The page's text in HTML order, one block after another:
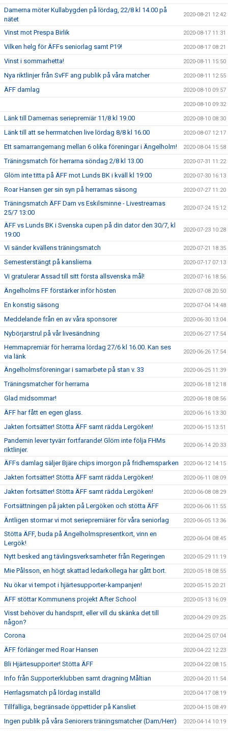
Damerna möter Kullabygden på lördag, 22/8 kl 14.00 på
nätet
2020-08-21 12:42
Vinst mot Prespa Birlik 2020-08-17 11:31
Vilken helg för ÄFFs seniorlag samt P19! 2020-08-17 08:21
Vinst i sommarhetta! 2020-08-11 15:50
Nya riktlinjer från SvFF ang publik på våra matcher 2020-08-11 12:55
ÄFF damlag 2020-08-10 09:57
2020-08-10 09:32
Länk till Damernas seriepremiär 11/8 kl 19.00 2020-08-10 08:30
Länk till att se herrmatchen live lördag 8/8 kl 16.00 2020-08-07 12:17
Ett samarrangemang mellan 6 olika föreningar i Ängelholm! 2020-08-04 15:58
Träningsmatch för herrarna söndag 2/8 kl 13.00 2020-07-31 11:22
Glöm inte titta på ÄFF mot Lunds BK i kväll kl 19:00 2020-07-30 16:13
Roar Hansen ger sin syn på herrarnas säsong 2020-07-27 11:20
Träningsmatch ÄFF Dam vs Eskilsminne - Livestreamas
25/7 13:00
2020-07-24 15:12
ÄFF vs Lunds BK i Svenska cupen på din dator den 30/7, kl
19:00
2020-07-23 10:28
Vi sänder kvällens träningsmatch 2020-07-21 18:35
Semesterstängt på kanslierna 2020-07-17 07:13
Vi gratulerar Assad till sitt första allsvenska mål! 2020-07-16 18:56
Ängelholms FF förstärker inför hösten 2020-07-08 20:50
En konstig säsong 2020-07-04 14:48
Meddelande från en av våra sponsorer 2020-06-30 13:04
Nybörjarstrul på vår livesändning 2020-06-27 17:54
Hemmapremiär för herrarna lördag 27/6 kl 16.00. Kan ses
via länk
2020-06-26 17:54
Ängelholmsföreningar i samarbete på stan v. 33 2020-06-25 11:39
Träningsmatcher för herrarna 2020-06-18 12:18
Glad midsommar! 2020-06-18 08:56
ÄFF har fått en egen glass. 2020-06-16 13:30
Jakten fortsätter! Stötta ÄFF samt rädda Lergöken! 2020-06-15 13:51
Pandemin lever tyvärr fortfarande! Glöm inte följa FHMs
riktlinjer.
2020-06-14 20:33
ÄFFs damlag säljer Bjäre chips imorgon på fridhemsparken 2020-06-12 14:15
Jakten fortsätter! Stötta ÄFF samt rädda Lergöken! 2020-06-11 08:09
Jakten fortsätter! Stötta ÄFF samt rädda Lergöken! 2020-06-08 08:29
Fortsättningen på jakten på Lergöken och stötta ÄFF 2020-06-06 11:55
Äntligen stormar vi mot seriepremiärer för våra seniorlag 2020-06-05 13:36
Stötta ÄFF, buda på Ängelholmspresentkort, vinn en
Lergök!
2020-06-04 08:45
Nytt besked ang tävlingsverksamheter från Regeringen 2020-05-29 11:19
Mie Pålsson, en högt skattad ledarkollega har gått bort. 2020-05-18 08:55
Nu ökar vi tempot i hjärtesupporter-kampanjen! 2020-05-15 20:21
ÄFF stöttar Kommunens projekt After School 2020-05-13 16:09
Visst behöver du handsprit, eller vill du skänka det till
någon?
2020-04-29 09:25
Corona 2020-04-25 07:04
ÄFF förlänger med Roar Hansen 2020-04-22 12:23
Bli Hjärtesupporter! Stötta ÄFF 2020-04-22 08:15
Info från Supporterklubben samt dragning Måltian 2020-04-20 11:54
Herrlagsmatch på lördag inställd 2020-04-17 08:19
Tillfälliga, begränsade öppettider på Kansliet 2020-04-15 08:49
Ingen publik på våra Seniorers träningsmatcher (Dam/Herr) 2020-04-14 10:19